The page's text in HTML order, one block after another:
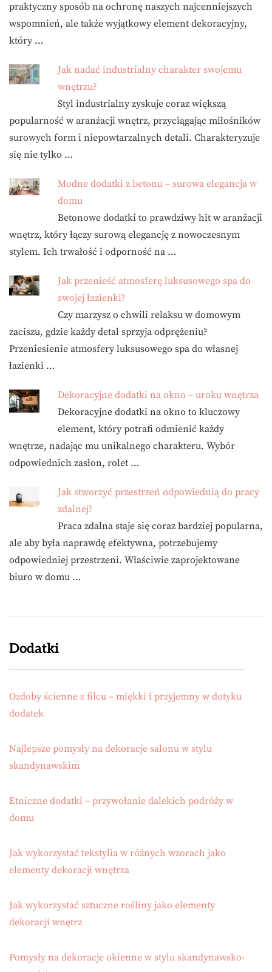
praktyczny sposób na ochronę naszych najcenniejszych
wspomnień, ale także wyjątkowy element dekoracyjny,
który …
Jak nadać industrialny charakter swojemu
wnętrzu?
Styl industrialny zyskuje coraz większą
popularność w aranżacji wnętrz, przyciągając miłośników
surowych form i niepowtarzalnych detali. Charakteryzuje
się nie tylko …
Modne dodatki z betonu – surowa elegancja w
domu
Betonowe dodatki to prawdziwy hit w aranżacji
wnętrz, który łączy surową elegancję z nowoczesnym
stylem. Ich trwałość i odporność na …
Jak przenieść atmosferę luksusowego spa do
swojej łazienki?
Czy marzysz o chwili relaksu w domowym
zaciszu, gdzie każdy detal sprzyja odprężeniu?
Przeniesienie atmosfery luksusowego spa do własnej
łazienki …
Dekoracyjne dodatki na okno – uroku wnętrza
Dekoracyjne dodatki na okno to kluczowy
element, który potrafi odmienić każdy
wnętrze, nadając mu unikalnego charakteru. Wybór
odpowiednich zasłon, rolet …
Jak stworzyć przestrzeń odpowiednią do pracy
zdalnej?
Praca zdalna staje się coraz bardziej popularna,
ale aby była naprawdę efektywna, potrzebujemy
odpowiedniej przestrzeni. Właściwie zaprojektowane
biuro w domu …
Dodatki
Ozdoby ścienne z filcu – miękki i przyjemny w dotyku
dodatek
Najlepsze pomysły na dekoracje salonu w stylu
skandynawskim
Etniczne dodatki – przywołanie dalekich podróży w
domu
Jak wykorzystać tekstylia w różnych wzorach jako
elementy dekoracji wnętrza
Jak wykorzystać sztuczne rośliny jako elementy
dekoracji wnętrz
Pomysły na dekoracje okienne w stylu skandynawsko-